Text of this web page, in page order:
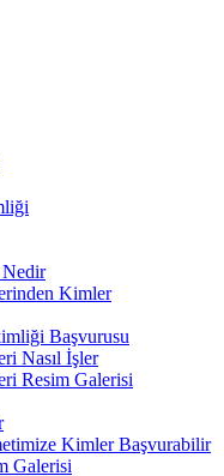
Nedir
Kimler
Başvurusu
Nasıl İşler
Resim Galerisi
Kimler Başvurabilir
Galerisi